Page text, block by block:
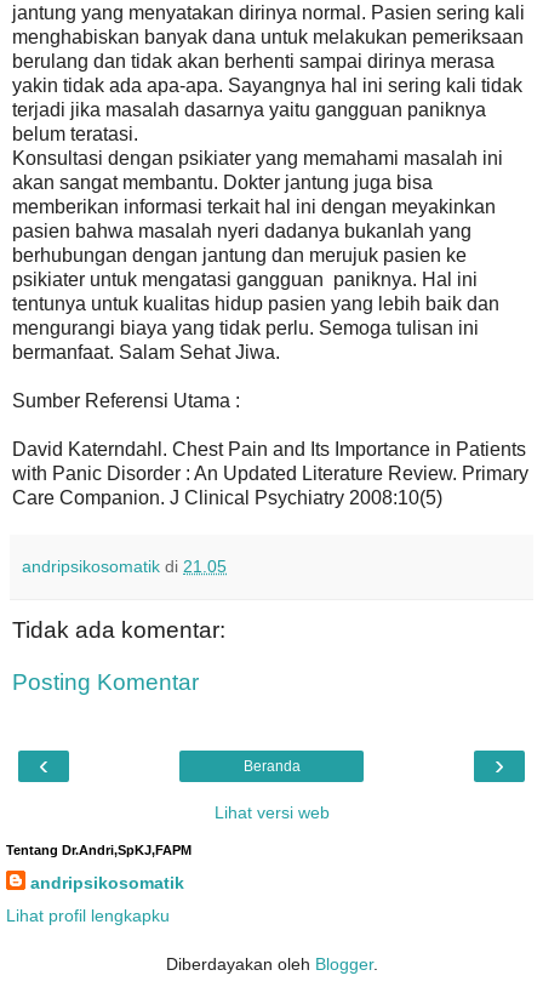
jantung yang menyatakan dirinya normal. Pasien sering kali
menghabiskan banyak dana untuk melakukan pemeriksaan
berulang dan tidak akan berhenti sampai dirinya merasa
yakin tidak ada apa-apa. Sayangnya hal ini sering kali tidak
terjadi jika masalah dasarnya yaitu gangguan paniknya
belum teratasi.
Konsultasi dengan psikiater yang memahami masalah ini
akan sangat membantu. Dokter jantung juga bisa
memberikan informasi terkait hal ini dengan meyakinkan
pasien bahwa masalah nyeri dadanya bukanlah yang
berhubungan dengan jantung dan merujuk pasien ke
psikiater untuk mengatasi gangguan paniknya. Hal ini
tentunya untuk kualitas hidup pasien yang lebih baik dan
mengurangi biaya yang tidak perlu. Semoga tulisan ini
bermanfaat. Salam Sehat Jiwa.
Sumber Referensi Utama :
David Katerndahl. Chest Pain and Its Importance in Patients
with Panic Disorder : An Updated Literature Review. Primary
Care Companion. J Clinical Psychiatry 2008:10(5)
andripsikosomatik di 21.05
Tidak ada komentar:
Posting Komentar
‹ ›
Beranda
Lihat versi web
Tentang Dr.Andri,SpKJ,FAPM
andripsikosomatik
Lihat profil lengkapku
Diberdayakan oleh Blogger.